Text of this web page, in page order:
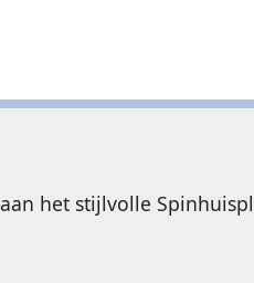
het stijlvolle